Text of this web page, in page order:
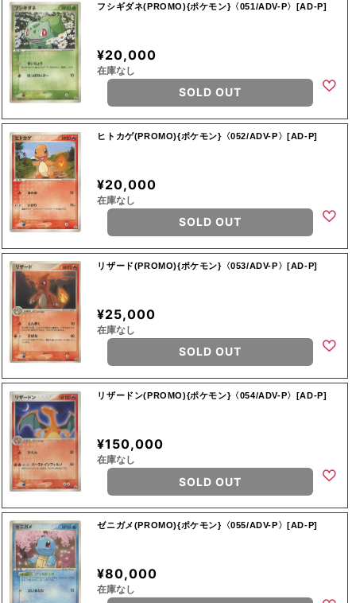
フシギダネ(PROMO){ポケモン}〈051/ADV-P〉[AD-P]
¥20,000
在庫なし
SOLD OUT
ヒトカゲ(PROMO){ポケモン}〈052/ADV-P〉[AD-P]
¥20,000
在庫なし
SOLD OUT
リザード(PROMO){ポケモン}〈053/ADV-P〉[AD-P]
¥25,000
在庫なし
SOLD OUT
リザードン(PROMO){ポケモン}〈054/ADV-P〉[AD-P]
¥150,000
在庫なし
SOLD OUT
ゼニガメ(PROMO){ポケモン}〈055/ADV-P〉[AD-P]
¥80,000
在庫なし